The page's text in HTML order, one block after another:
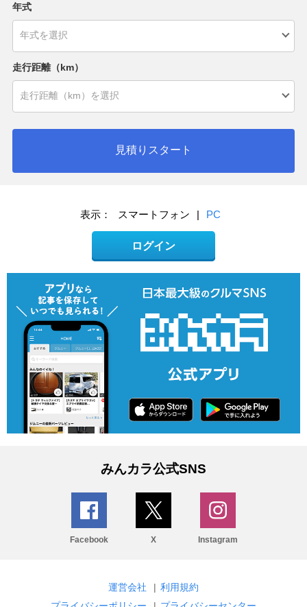
年式
走行距離（km）
見積りスタート
表示： スマートフォン | PC
ログイン
みんカラ公式SNS
Facebook X Instagram
運営会社 | 利用規約